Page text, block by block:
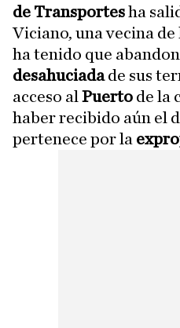
de Transportesha
Viciano, una vecina de
ha tenido que
desahuciadade sus
acceso al Puerto de la
haber recibido aún el
pertenece por la